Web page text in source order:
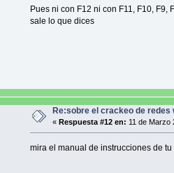
Pues ni con F12 ni con F11, F10, F9,
sale lo que dices
Re:sobre el crackeo de redes
« Respuesta #12 en: 11 de Marzo
mira el manual de instrucciones de